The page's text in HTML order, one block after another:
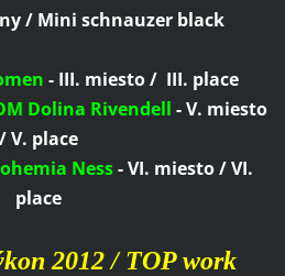
/ Mini schnauzer black
- III. miesto / III. place
Dolina Rivendell -V. miesto
/ V. place
Ness- VI. miesto / VI.
place
2012 / TOP work